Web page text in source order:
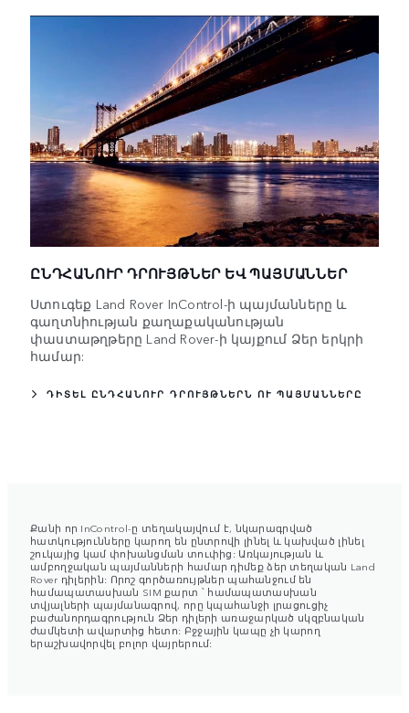
ԸՆԴՀԱՆՈՒՐ ԴՐՈՒՅԹՆԵՐ ԵՎ ՊԱՅՄԱՆՆԵՐ
Ստուգեք Land Rover InControl-ի պայմանները և
գաղտնիության քաղաքականության
փաստաթղթերը Land Rover-ի կայքում Ձեր երկրի
համար:
ԴԻՏԵԼ ԸՆԴՀԱՆՈՒՐ ԴՐՈՒՅԹՆԵՐՆ ՈՒ ՊԱՅՄԱՆՆԵՐԸ
Քանի որ InControl-ը տեղակայվում է, նկարագրված
հատկությունները կարող են ընտրովի լինել և կախված լինել
շուկայից կամ փոխանցման տուփից: Առկայության և
ամբողջական պայմանների համար դիմեք ձեր տեղական Land
Rover դիլերին: Որոշ գործառույթներ պահանջում են
համապատասխան SIM քարտ ՝ համապատասխան
տվյալների պայմանագրով, որը կպահանջի լրացուցիչ
բաժանորդագրություն Ձեր դիլերի առաջարկած սկզբնական
ժամկետի ավարտից հետո: Բջջային կապը չի կարող
երաշխավորվել բոլոր վայրերում: